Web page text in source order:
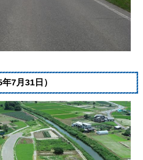
7月31日）